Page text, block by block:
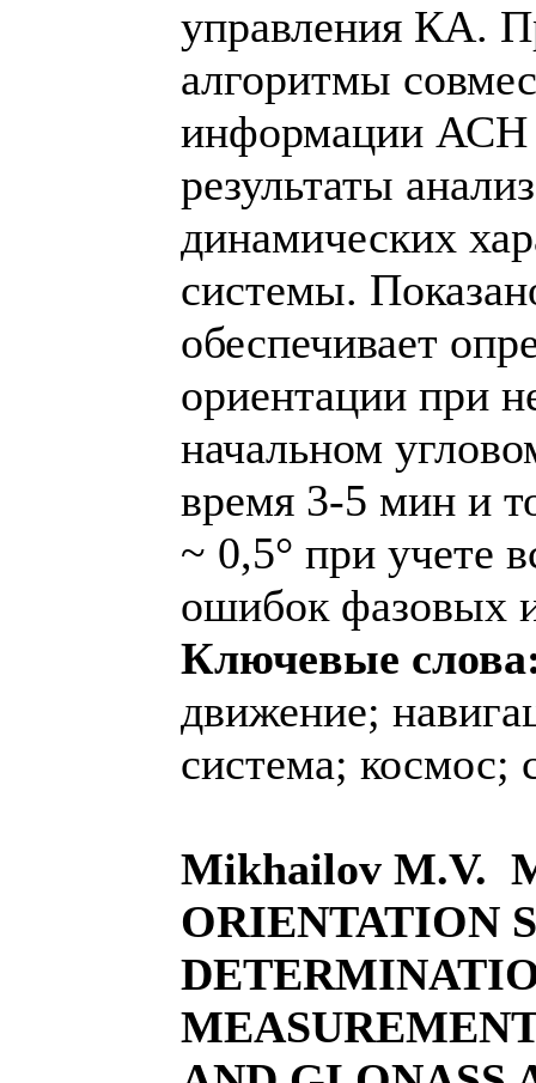
управления КА.
алгоритмы
информации
результаты
динамических
системы.
обеспечивает
ориентации при
начальном
время 3-5 мин и
~ 0,5° при учете
ошибок фазовых
Ключевые
движение;
система; космос;
Mikhailov M.V.
ORIENTATION